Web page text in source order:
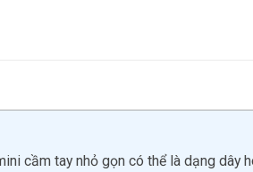
cầm tay nhỏ gọn có thể là dạng dây